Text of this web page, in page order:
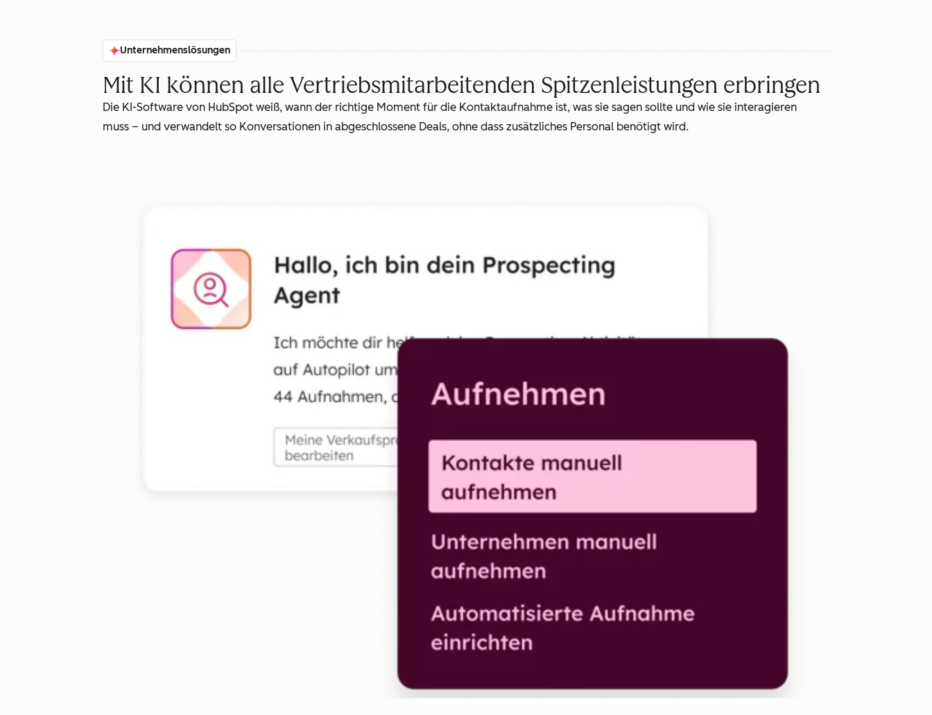
Unternehmenslösungen
Mit KI können alle Vertriebsmitarbeitenden Spitzenleistungen erbringen
Die KI-Software von HubSpot weiß, wann der richtige Moment für die Kontaktaufnahme ist, was sie sagen sollte und wie sie interagieren
muss – und verwandelt so Konversationen in abgeschlossene Deals, ohne dass zusätzliches Personal benötigt wird.